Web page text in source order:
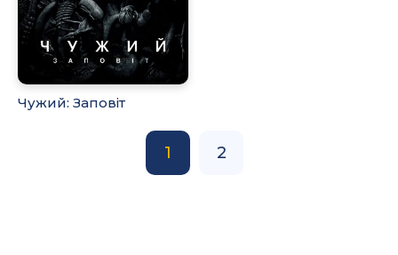
Чужий: Заповіт
1 2